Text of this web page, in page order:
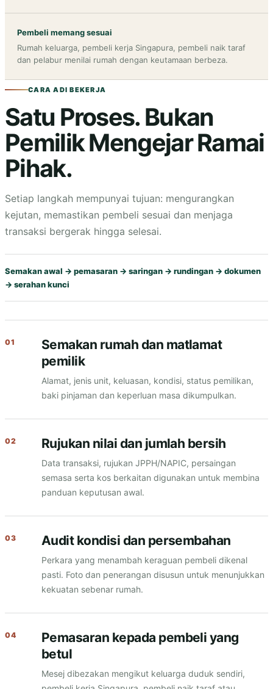
Pembeli memang sesuai
Rumah keluarga, pembeli kerja Singapura, pembeli naik taraf
dan pelabur menilai rumah dengan keutamaan berbeza.
CARA ADI BEKERJA
Satu Proses. Bukan
Pemilik Mengejar Ramai
Pihak.
Setiap langkah mempunyai tujuan: mengurangkan
kejutan, memastikan pembeli sesuai dan menjaga
transaksi bergerak hingga selesai.
Semakan awal → pemasaran → saringan → rundingan → dokumen
→ serahan kunci
Semakan rumah dan matlamat
pemilik
Alamat, jenis unit, keluasan, kondisi, status pemilikan,
baki pinjaman dan keperluan masa dikumpulkan.
Rujukan nilai dan jumlah bersih
Data transaksi, rujukan JPPH/NAPIC, persaingan
semasa serta kos berkaitan digunakan untuk membina
panduan keputusan awal.
Audit kondisi dan persembahan
Perkara yang menambah keraguan pembeli dikenal
pasti. Foto dan penerangan disusun untuk menunjukkan
kekuatan sebenar rumah.
Pemasaran kepada pembeli yang
betul
Mesej dibezakan mengikut keluarga duduk sendiri,